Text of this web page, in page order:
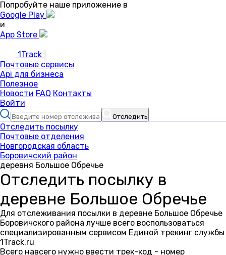
Попробуйте наше приложение в
Google Play
и
App Store
1Track
Почтовые сервисы
Api для бизнеса
Полезное
Новости FAQ Контакты
Войти
Отследить
Отследить посылку
Почтовые отделения
Новгородская область
Боровичский район
деревня Большое Обречье
Отследить посылку в
деревне Большое Обречье
Для отслеживания посылки в деревне Большое Обречье
Боровичского района лучше всего воспользоваться
специализированным сервисом Единой трекинг службы
1Track.ru
Всего навсего нужно ввести трек-код - номер